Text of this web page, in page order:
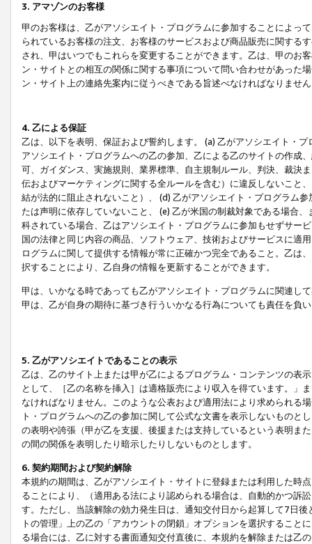
3. アマゾンのお客様
甲のお客様は、乙がアソシエイト・プログラムに参加することによっ
られているお客様の注文、お客様のサービスおよび商品販売に関する
され、甲はいつでもこれらを変更することができます。乙は、甲のお
ン・サイトとの相互の関係に関する事項について問い合わせがあった
ン・サイト上の連絡先案内に従うべきである旨述べなければなりませ
4. 乙による保証
乙は、以下を表明、保証および誓約します。 (a) 乙がアソシエイト・
アソシエイト・プログラムへの乙の参加、乙による乙のサイトの作成
可、ガイダンス、実施規則、業界標準、自主規制ルール、判決、裁決
伝およびマーケティングに関する全ルールを含む）に違反しないこと
結が法的に阻止されないこと）、 (d) 乙がアソシエイト・プログラム
たは声明に依存していないこと、 (e) 乙が米国の制裁対象である場合
科されている場合、乙はアソシエイト・プログラムに参加もせずサー
国の法律と同じ内容の商品、ソフトウェア、技術およびサービスに適
ログラムに関して提供する情報が常に正確かつ完全であること。乙は
択することにより、乙自身の情報を更新することができます。
甲は、いかなる時であっても乙がアソシエイト・プログラムに関連し
甲は、乙が自身の期待に基づき行ういかなる行為についても責任を負
5. 乙がアソシエイトであることの表示
乙は、乙のサイト上または甲が乙によるプログラム・コンテンツの表
として、［乙の名称を挿入］は適格販売により収入を得ています。」
なければなりません。このような公表および適用法により求められる
ト・プログラムへの乙の参加に関して公式な文書を表示しないもの
の表明や誇張（甲が乙を支援、後援または支持しているという表明ま
の間の関係を表明したり暗示したりしないものとします。
6. 契約期間および契約解除
本規約の期間は、乙がアソシエイト・サイトに登録または利用した時
ることにより、（適用ある法により認められる場合は、自動的かつ訴
す。ただし、当該解除の効力発生日は、通知交付日から起算して7日
トの管理」上の乙の「アカウントの閉鎖」オプションを選択するこ
る場合には、乙に対する書面通知交付直後に、本規約を解除または乙